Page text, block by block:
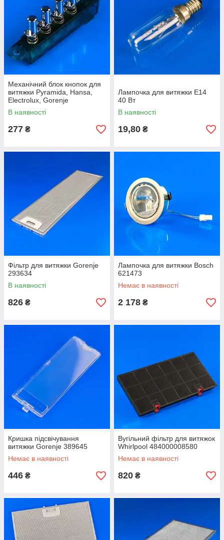
Механічний блок кнопок для
витяжки Pyramida, Hansa,
Electrolux, Gorenje
універсальний
В наявності
277 ₴
Лампочка для витяжки E14
40 Вт
В наявності
19,80 ₴
Фільтр для витяжки Gorenje
293634
В наявності
826 ₴
Лампочка для витяжки Bosch
621473
Немає в наявності
2 178 ₴
Кришка підсвічування
витяжки Gorenje 389645
Немає в наявності
446 ₴
Вугільний фільтр для витяжок
Whirlpool 484000008580
Немає в наявності
820 ₴